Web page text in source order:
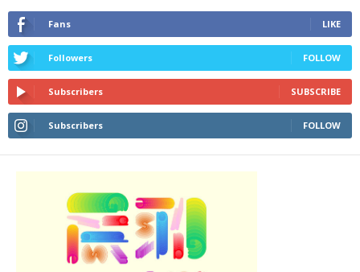
Fans LIKE
Followers FOLLOW
Subscribers SUBSCRIBE
Subscribers FOLLOW